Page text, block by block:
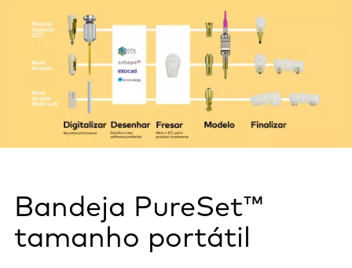
Bandeja PureSet™
tamanho portátil